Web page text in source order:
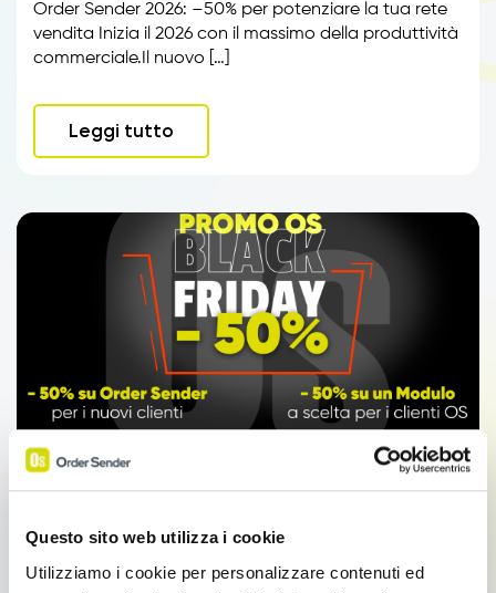
Questo sito web utilizza i cookie
Utilizziamo i cookie per personalizzare contenuti ed
Order Sender 2026: –50% per potenziare la tua rete
vendita Inizia il 2026 con il massimo della produttività
commerciale.Il nuovo […]
Leggi tutto
Promozioni
CRM Sales: Promo Black Friday 50% Al via il Black
Friday di Order Sender con un’occasione imperdibile: